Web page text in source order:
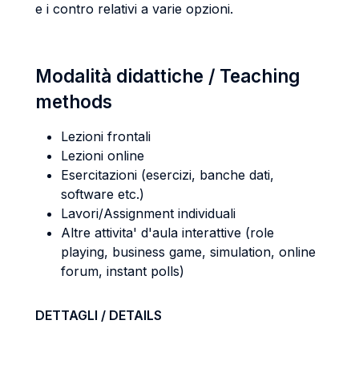
e i contro relativi a varie opzioni.
Modalità didattiche / Teaching
methods
Lezioni frontali
Lezioni online
Esercitazioni (esercizi, banche dati,
software etc.)
Lavori/Assignment individuali
Altre attivita' d'aula interattive (role
playing, business game, simulation, online
forum, instant polls)
DETTAGLI / DETAILS